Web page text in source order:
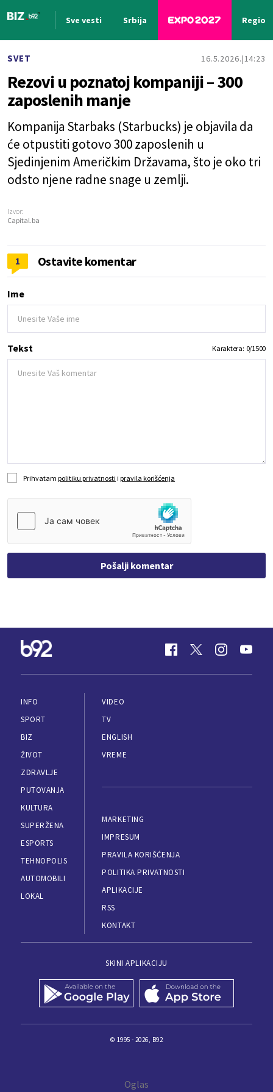
Sve vesti Srbija Region
SVET 16.5.2026. 14:23
Rezovi u poznatoj kompaniji – 300
zaposlenih manje
Kompanija Starbaks (Starbucks) je objavila da
će otpustiti gotovo 300 zaposlenih u
Sjedinjenim Američkim Državama, što je oko tri
odsto njene radne snage u zemlji.
Izvor:
Capital.ba
1 Ostavite komentar
Ime
Tekst Karaktera: 0/1500
Prihvatam politiku privatnosti i pravila korišćenja
Pošalji komentar
INFO
SPORT
BIZ
ŽIVOT
ZDRAVLJE
PUTOVANJA
KULTURA
SUPERŽENA
ESPORTS
TEHNOPOLIS
AUTOMOBILI
LOKAL
VIDEO
TV
ENGLISH
VREME
MARKETING
IMPRESUM
PRAVILA KORIŠĆENJA
POLITIKA PRIVATNOSTI
APLIKACIJE
RSS
KONTAKT
SKINI APLIKACIJU
© 1995 - 2026, B92